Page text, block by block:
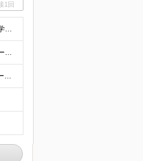
1回
【未経験・第二新卒OK！】 ■東成瀬村に移住できる方（東成瀬村へ住民票異動が可能な方） ■学歴不問 ＜経験・スキルは問いません！＞ ★IT業界・エンジニア未経験者も歓迎 ★第二新卒、社会人経験の浅い
★副業OK★ 月給24万円以上 ※実務経験者は入社前に査定面談を実施のうえスキルや実績をベースに別途提示します。 ※経験が5年以上ある方は、別途査定のうえ給与を決定します。 ※月給にはみなし残業代（月
【リモートOK／転勤なし】 秋田県雄勝郡東成瀬村田子内仙人下30-1 東成瀬村山村開発センター内 ★紅茶とコーヒーが無料で飲める清潔なオフィスです ※基礎研修中(約2ヵ月)は出社が中心です。 ※職種